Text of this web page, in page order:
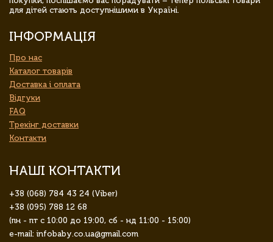
для дітей стають доступнішими в Україні.
ІНФОРМАЦІЯ
Про нас
Каталог товарів
Доставка і оплата
Відгуки
FAQ
Трекінг доставки
Контакти
НАШІ КОНТАКТИ
+38 (068) 784 43 24 (Viber)
+38 (095) 788 12 68
(пн - пт с 10:00 до 19:00, сб - нд 11:00 - 15:00)
e-mail: infobaby.co.ua@gmail.com